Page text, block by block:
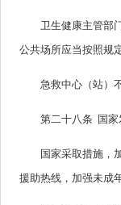
卫生健康主管部
公共场所应当按照规
急救中心（站）
第二十八条 国家
国家采取措施，
援助热线，加强未成